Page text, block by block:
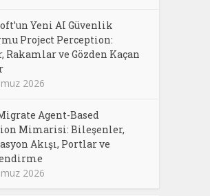
Yeni AI Güvenlik
Project Perception:
Rakamlar ve Gözden Kaçan
2026
Agent-Based
Mimarisi: Bileşenler,
Akışı, Portlar ve
2026